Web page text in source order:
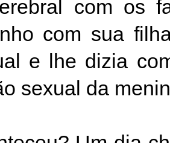
com os
com sua
e lhe dizia
sexual da